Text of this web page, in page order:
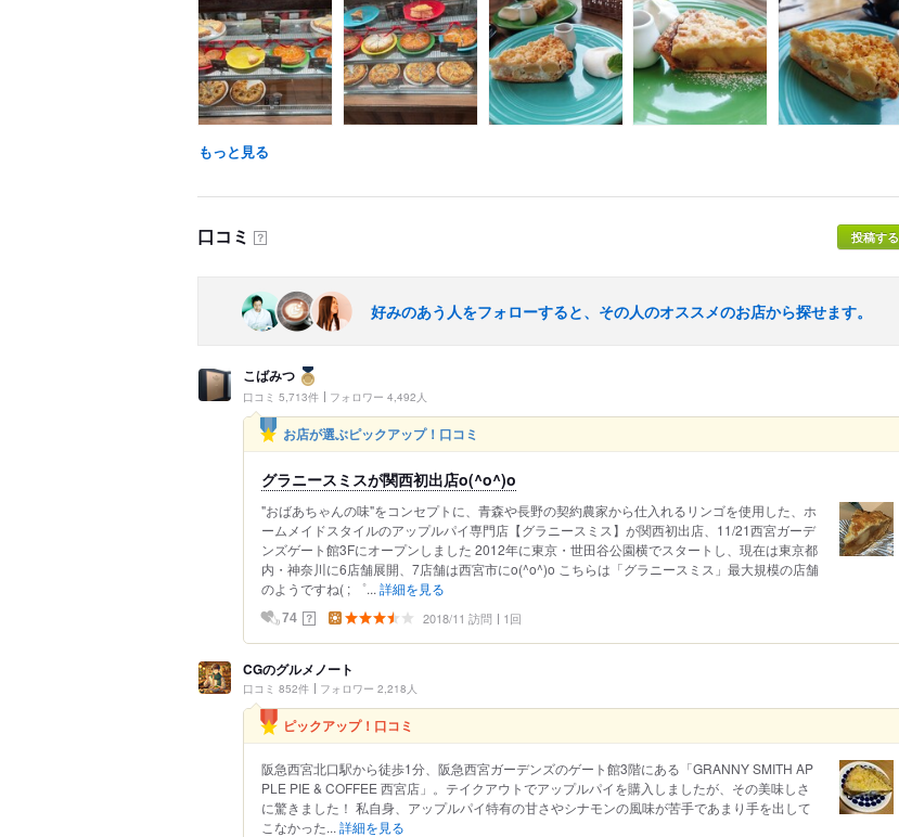
もっと見る
口コミ ？ 投稿する
好みのあう人をフォローすると、その人のオススメのお店から探せます。
こばみつ
口コミ 5,713件 フォロワー 4,492人
お店が選ぶピックアップ！口コミ
グラニースミスが関西初出店o(^o^)o
"おばあちゃんの味"をコンセプトに、青森や長野の契約農家から仕入れるリンゴを使用した、ホ
ームメイドスタイルのアップルパイ専門店【グラニースミス】が関西初出店、11/21西宮ガーデ
ンズゲート館3Fにオープンしました 2012年に東京・世田谷公園横でスタートし、現在は東京都
内・神奈川に6店舗展開、7店舗は西宮市にo(^o^)o こちらは「グラニースミス」最大規模の店舗
のようですね( ; ゜... 詳細を見る
74 ？ 2018/11 訪問 1回
CGのグルメノート
口コミ 852件 フォロワー 2,218人
ピックアップ！口コミ
阪急西宮北口駅から徒歩1分、阪急西宮ガーデンズのゲート館3階にある「GRANNY SMITH AP
PLE PIE & COFFEE 西宮店」。テイクアウトでアップルパイを購入しましたが、その美味しさ
に驚きました！ 私自身、アップルパイ特有の甘さやシナモンの風味が苦手であまり手を出して
こなかった... 詳細を見る